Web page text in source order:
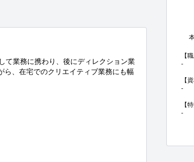
て業務に携わり、後にディレクション業
ら、在宅でのクリエイティブ業務にも幅
【
-
【
-
【
-